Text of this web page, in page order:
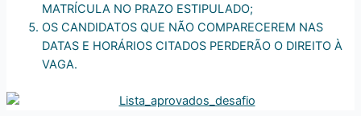
MATRÍCULA NO PRAZO ESTIPULADO;
OS CANDIDATOS QUE NÃO COMPARECEREM NAS
DATAS E HORÁRIOS CITADOS PERDERÃO O DIREITO À
VAGA.